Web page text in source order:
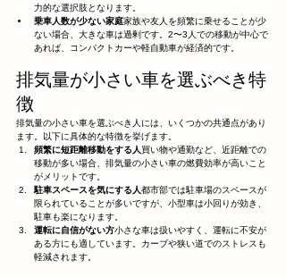
力的な選択肢となります。
乗車人数が少ない家庭家族や友人を頻繁に乗せることが少
ない場合、大きな車は過剰です。2〜3人での移動が中心で
あれば、コンパクトカーや軽自動車が経済的です。
排気量が小さい車を選ぶべき特
徴
排気量の小さい車を選ぶべき人には、いくつかの共通点があり
ます。以下に具体的な特徴を挙げます。
頻繁に短距離移動をする人 買い物や通勤など、近距離での
移動が多い場合、排気量の小さい車の燃費効率が高いこと
がメリットです。
駐車スペースを気にする人都市部では駐車場のスペースが
限られていることが多いですが、小型車は小回りが効き、
駐車も楽になります。
運転に自信がない方小さな車は扱いやすく、運転に不安が
ある方にも適しています。カーブや狭い道でのストレスも
軽減されます。